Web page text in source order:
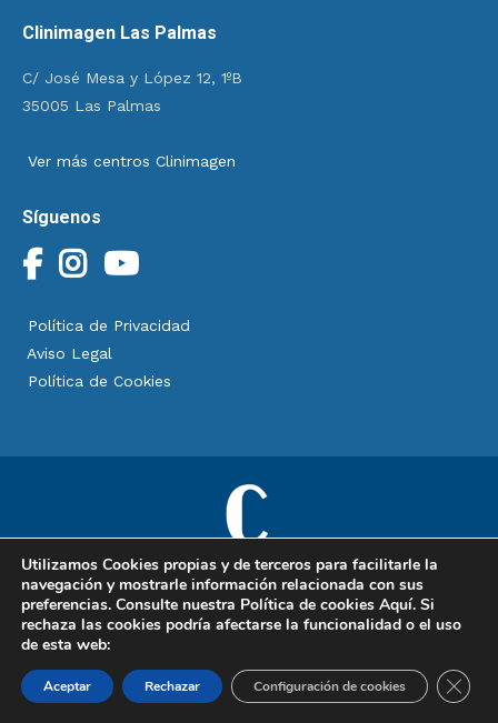
Clinimagen Las Palmas
C/ José Mesa y López 12, 1ºB
35005 Las Palmas
Ver más centros Clinimagen
Síguenos
Política de Privacidad
Aviso Legal
Política de Cookies
Copyright © 2025 Clinimagen, especialistas en cirugía plástica,
estética y reparadora. Todos los derechos reservados.
Utilizamos Cookies propias y de terceros para facilitarle la
navegación y mostrarle información relacionada con sus
preferencias. Consulte nuestra Política de cookies Aquí. Si
rechaza las cookies podría afectarse la funcionalidad o el uso
de esta web:
Aceptar Rechazar Configuración de cookies